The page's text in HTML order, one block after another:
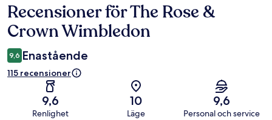
Recensioner
Recensioner för The Rose &
Crown Wimbledon
9,6 Enastående
115 recensioner
9,6
Renlighet
10
Läge
9,6
Personal och service